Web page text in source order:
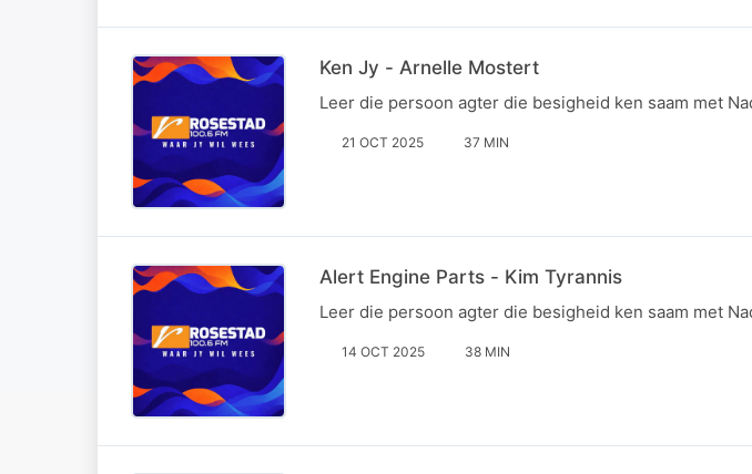
Ken Jy - Arnelle Mostert
Leer die persoon agter die besigheid ken saam met
21 OCT 2025 37 MIN
Alert Engine Parts - Kim Tyrannis
Leer die persoon agter die besigheid ken saam met
14 OCT 2025 38 MIN